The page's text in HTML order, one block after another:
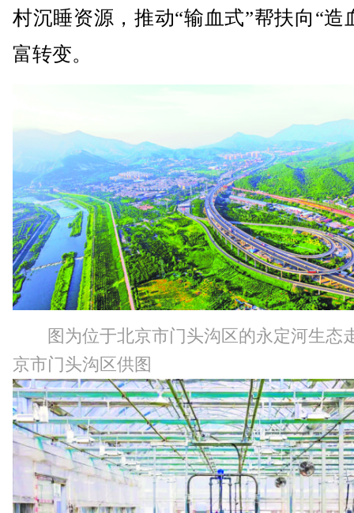
村沉睡资源，推动“输血式”帮扶向“造
富转变。
图为位于北京市门头沟区的永定河生态
京市门头沟区供图